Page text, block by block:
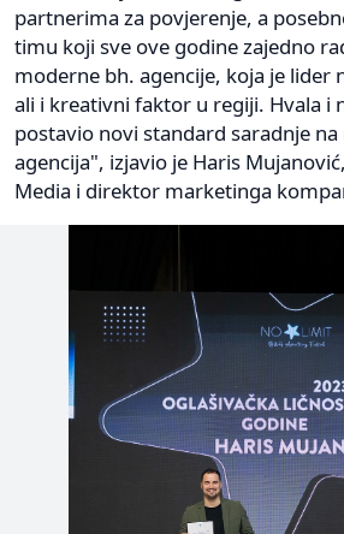
partnerima za povjerenje, a
timu koji sve ove godine zajedno
moderne bh. agencije, koja je lider
ali i kreativni faktor u regiji. Hvala i
postavio novi standard saradnje
agencija", izjavio je Haris
Media i direktor marketinga